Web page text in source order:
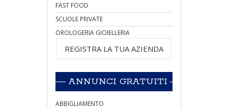
FAST FOOD
SCUOLE PRIVATE
OROLOGERIA GIOIELLERIA
REGISTRA LA TUA AZIENDA
ANNUNCI GRATUITI
ABBIGLIAMENTO